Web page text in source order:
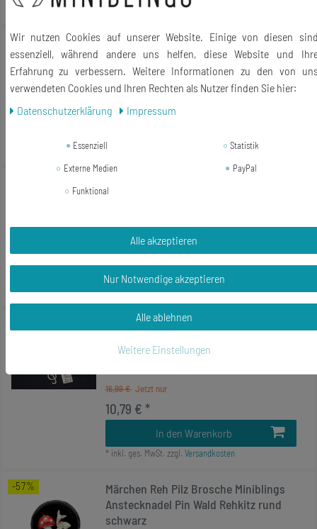
*inkl. ges. MwSt. zzgl.Versandkosten
Saxofon Brosche Sax Saxofonbrosche
Miniblings Saxophon Anstecknadel
+Box versilb
32,06 € *
* Versandkosten
Klaviertastatur Brosche Pin Minblings
16,19 € *
In den Warenkorb
*inkl. ges. MwSt.zzgl.Versandkosten
3er Musik Brosche Sicherheitsnadel
Notenschlüssel
16,99 €
10,79 € *
In den Warenkorb
* inkl. ges. MwSt. zzgl. Versandkosten
-57%
Märchen Reh Pilz Brosche Miniblings
Anstecknadel Pin Wald Rehkitz rund
schwarz
Wir nutzen Cookies auf unserer Website. Einige von diesen
essenziell, während andere uns helfen, diese Website und
Erfahrung zu verbessern. Weitere Informationen zu den von
verwendeten Cookies und Ihren Rechten als Nutzer finden Sie hier:
Daten­schutz­erklärung
Impressum
Essenziell
Statistik
Externe Medien
PayPal
Funktional
Alle akzeptieren
Nur Notwendige akzeptieren
Alle ablehnen
Weitere Einstellungen